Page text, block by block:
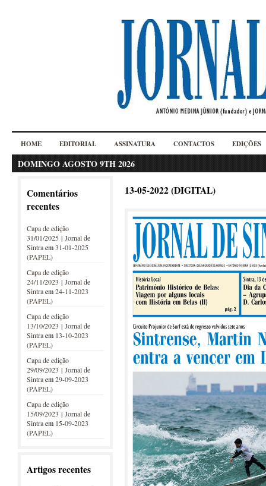
HOME EDITORIAL ASSINATURA CONTACTOS EDIÇÕES
DOMINGO AGOSTO 9TH 2026
Comentários
recentes
Capa de edição
31/01/2025 | Jornal de
Sintraem31-01-2025
(PAPEL)
Capa de edição
24/11/2023 | Jornal de
Sintraem24-11-2023
(PAPEL)
Capa de edição
13/10/2023 | Jornal de
Sintraem 13-10-2023
(PAPEL)
Capa de edição
29/09/2023 | Jornal de
Sintraem29-09-2023
(PAPEL)
Capa de edição
15/09/2023 | Jornal de
Sintraem 15-09-2023
(PAPEL)
Artigos recentes
13-05-2022 (DIGITAL)